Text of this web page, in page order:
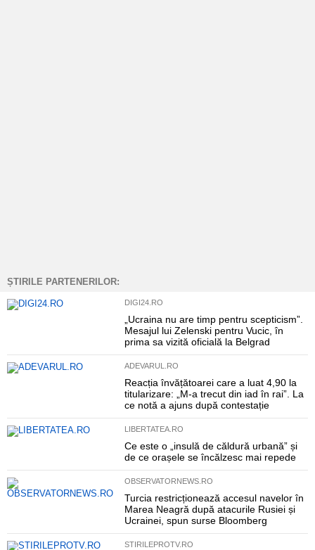
ȘTIRILE PARTENERILOR:
DIGI24.RO
„Ucraina nu are timp pentru scepticism”.
Mesajul lui Zelenski pentru Vucic, în
prima sa vizită oficială la Belgrad
ADEVARUL.RO
Reacția învățătoarei care a luat 4,90 la
titularizare: „M-a trecut din iad în rai”. La
ce notă a ajuns după contestație
LIBERTATEA.RO
Ce este o „insulă de căldură urbană” și
de ce orașele se încălzesc mai repede
OBSERVATORNEWS.RO
Turcia restricționează accesul navelor în
Marea Neagră după atacurile Rusiei și
Ucrainei, spun surse Bloomberg
STIRILEPROTV.RO